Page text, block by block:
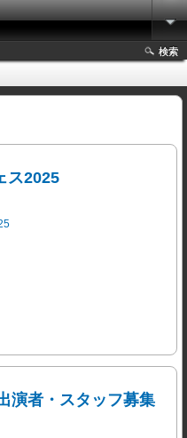
検索
ス2025
演者・スタッフ募集